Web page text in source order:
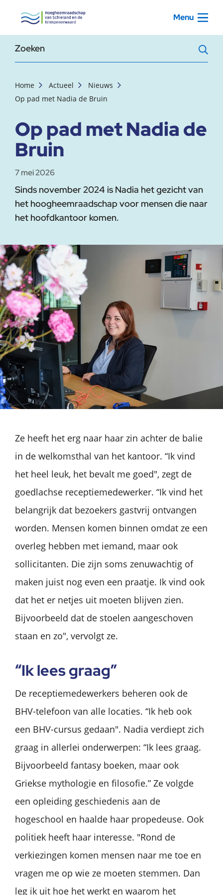
, startpagina Menu
Zoekterm
Home Actueel
Nieuws
Op pad met Nadia de Bruin
Op pad met Nadia de
Bruin
7 mei 2026
Sinds november 2024 is Nadia het gezicht van
het hoogheemraadschap voor mensen die naar
het hoofdkantoor komen.
Ze heeft het erg naar haar zin achter de balie
in de welkomsthal van het kantoor. “Ik vind
het heel leuk, het bevalt me goed", zegt de
goedlachse receptiemedewerker. “Ik vind het
belangrijk dat bezoekers gastvrij ontvangen
worden. Mensen komen binnen omdat ze een
overleg hebben met iemand, maar ook
sollicitanten. Die zijn soms zenuwachtig of
maken juist nog even een praatje. Ik vind ook
dat het er netjes uit moeten blijven zien.
Bijvoorbeeld dat de stoelen aangeschoven
staan en zo", vervolgt ze.
“Ik lees graag”
De receptiemedewerkers beheren ook de
BHV-telefoon van alle locaties. “Ik heb ook
een BHV-cursus gedaan". Nadia verdiept zich
graag in allerlei onderwerpen: “Ik lees graag.
Bijvoorbeeld fantasy boeken, maar ook
Griekse mythologie en filosofie.” Ze volgde
een opleiding geschiedenis aan de
hogeschool en haalde haar propedeuse. Ook
politiek heeft haar interesse. "Rond de
verkiezingen komen mensen naar me toe en
vragen me op wie ze moeten stemmen. Dan
leg ik uit hoe het werkt en waarom het